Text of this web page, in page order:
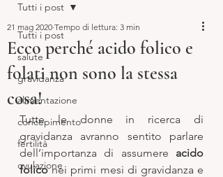
Tutti i post
salute
gravidanza
alimentazione
concepimento
fertilità
ovulazione
Tutti i post
Ecco perché acido folico e
folati non sono la stessa
cosa!
21 mag 2020 Tempo di lettura: 3 min
Tutte le donne in ricerca di
gravidanza avranno sentito parlare
dell’importanza di assumere acido
folico nei primi mesi di gravidanza e